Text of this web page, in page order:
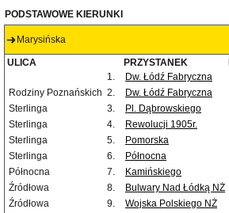
PODSTAWOWE KIERUNKI
Marysińska
ULICA PRZYSTANEK
1.
Dw. Łódź Fabryczna
Rodziny Poznańskich 2. Dw. Łódź Fabryczna
Sterlinga
3. Pl. Dąbrowskiego
Sterlinga
4. Rewolucji 1905r.
Sterlinga
5. Pomorska
Sterlinga
6. Północna
Północna
7. Kamińskiego
Źródłowa
8. Bulwary Nad Łódką NŻ
Źródłowa
9. Wojska Polskiego NŻ